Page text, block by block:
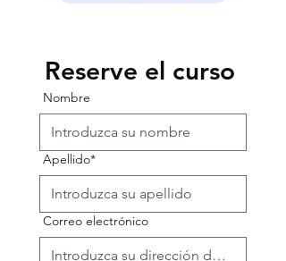
Reserve el curso
Nombre
Apellido*
Correo electrónico